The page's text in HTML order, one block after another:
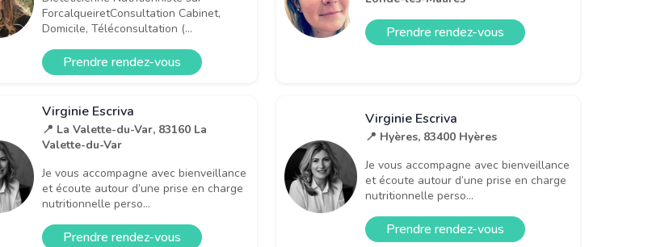
ForcalqueiretConsultation Cabinet,
Domicile, Téléconsultation (...
Prendre rendez-vous
Prendre rendez-vous
Virginie Escriva
📍 La Valette-du-Var, 83160 La
Valette-du-Var
Je vous accompagne avec bienveillance
et écoute autour d’une prise en charge
nutritionnelle perso...
Prendre rendez-vous
Virginie Escriva
📍 Hyères, 83400 Hyères
Je vous accompagne avec bienveillance
et écoute autour d’une prise en charge
nutritionnelle perso...
Prendre rendez-vous